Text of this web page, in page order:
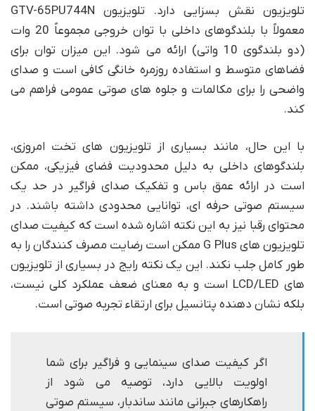
تلویزیون نقش بسزایی دارد. تلویزیون GTV-65PU744N
معمولاً با بلندگوهای داخلی با توان خروجی مجموعاً 20 وات
(دو بلندگوی 10 واتی) ارائه می شود. این میزان توان برای
فضاهای متوسط و استفاده روزمره خانگی کافی است و صدای
واضحی را برای مکالمات و جلوه های صوتی عمومی فراهم می
کند.
با این حال، مانند بسیاری از تلویزیون های تخت امروزی،
بلندگوهای داخلی به دلیل محدودیت فضای فیزیکی، ممکن
است در ارائه عمق باس و تفکیک صدای فراگیر در حد یک
سیستم صوتی حرفه ای، توانایی محدودی داشته باشند. در
محتوای رقبا نیز به این نکته اشاره شده است که کیفیت صدای
تلویزیون های G Plus ممکن است رضایت مصرف کنندگان را به
طور کامل جلب نکند. این یک نکته رایج در بسیاری از تلویزیون
های LCD/LED است و به معنای ضعف عملکرد کلی نیست،
بلکه نشان دهنده پتانسیل برای ارتقاء تجربه صوتی است.
اگر کیفیت صدای سینمایی و فراگیر برای شما
اولویت بالایی دارد، توصیه می شود از
راهکارهای جبرانی مانند ساندبار، سیستم صوتی